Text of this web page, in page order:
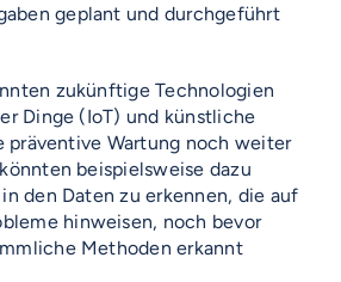
geplant und durchgeführt
zukünftige Technologien
Dinge (IoT) und künstliche
präventive Wartung noch weiter
beispielsweise dazu
den Daten zu erkennen, die auf
hinweisen, noch bevor
Methoden erkannt